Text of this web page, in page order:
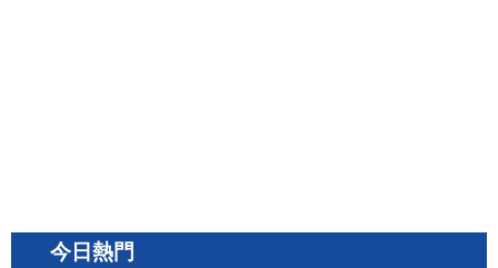
今日熱門